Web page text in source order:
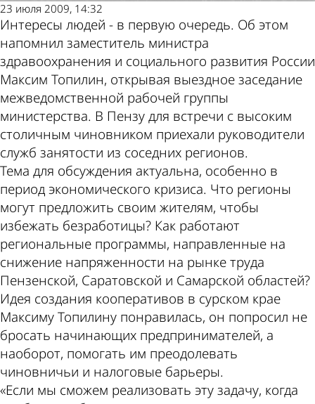
23 июля 2009, 14:32
Интересы людей - в первую очередь. Об этом
напомнил заместитель министра
здравоохранения и социального развития России
Максим Топилин, открывая выездное заседание
межведомственной рабочей группы
министерства. В Пензу для встречи с высоким
столичным чиновником приехали руководители
служб занятости из соседних регионов.
Тема для обсуждения актуальна, особенно в
период экономического кризиса. Что регионы
могут предложить своим жителям, чтобы
избежать безработицы? Как работают
региональные программы, направленные на
снижение напряженности на рынке труда
Пензенской, Саратовской и Самарской областей?
Идея создания кооперативов в сурском крае
Максиму Топилину понравилась, он попросил не
бросать начинающих предпринимателей, а
наоборот, помогать им преодолевать
чиновничьи и налоговые барьеры.
«Если мы сможем реализовать эту задачу, когда